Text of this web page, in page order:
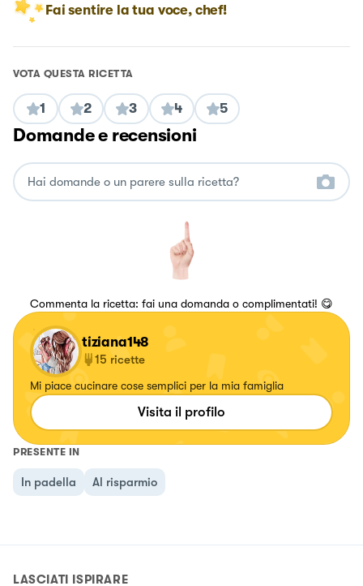
Fai sentire la tua voce, chef!
VOTA QUESTA RICETTA
1 2 3 4 5
Domande e recensioni
Commenta la ricetta: fai una domanda o complimentati! 😋
tiziana148
15 ricette
Mi piace cucinare cose semplici per la mia famiglia
Visita il profilo
PRESENTE IN
In padella Al risparmio
LASCIATI ISPIRARE